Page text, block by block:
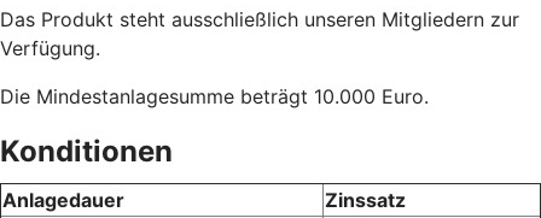
Das Produkt steht ausschließlich unseren Mitgliedern zur
Verfügung.
Die Mindestanlagesumme beträgt 10.000 Euro.
Konditionen
Anlagedauer
Zinssatz